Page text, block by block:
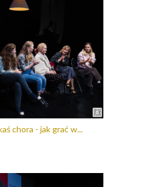
chora - jak grać w...